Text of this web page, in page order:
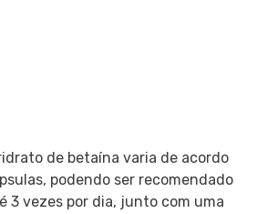
de betaína varia de acordo
podendo ser recomendado
3 vezes por dia, junto com uma